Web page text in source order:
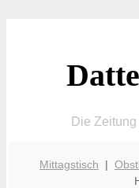
Die
Mittagstisch |